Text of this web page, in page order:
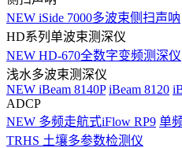
NEW iSide 7000多波束侧扫声呐
HD系列单波束测深仪
NEW HD-670全数字变频测深仪
浅水多波束测深仪
NEW iBeam 8140P iBeam 8120
ADCP
NEW 多频走航式iFlow RP9 单
TRHS 土壤多参数检测仪